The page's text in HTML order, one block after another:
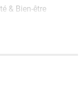
& Bien-être
Bien-être